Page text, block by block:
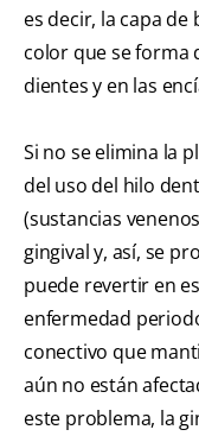
es decir, la capa de
color que se forma
dientes y en las
Si no se elimina la
del uso del hilo
(sustancias
gingival y, así, se
puede revertir en
enfermedad
conectivo que
aún no están
este problema, la